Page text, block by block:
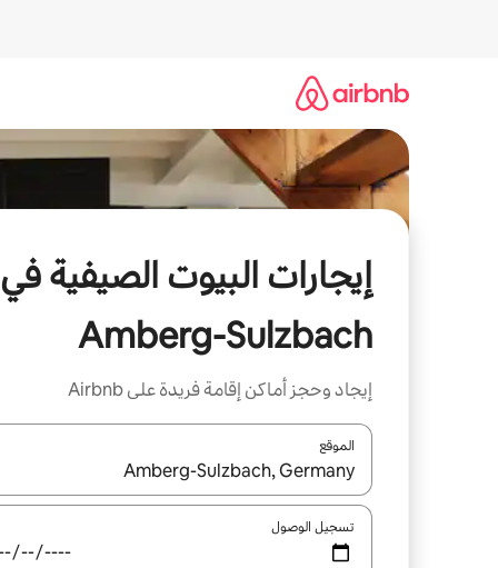
إيجارات البيوت الصيفية في
Amberg-Sulzbach
إيجاد وحجز أماكن إقامة فريدة على Airbnb
الموقع
عند توفر النتائج، انتقل باستخدام السهمين لأعلى
تسجيل الوصول